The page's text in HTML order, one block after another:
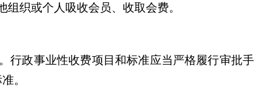
织或个人吸收会员、收取会费。
行政事业性收费项目和标准应当严格履行审批手
。